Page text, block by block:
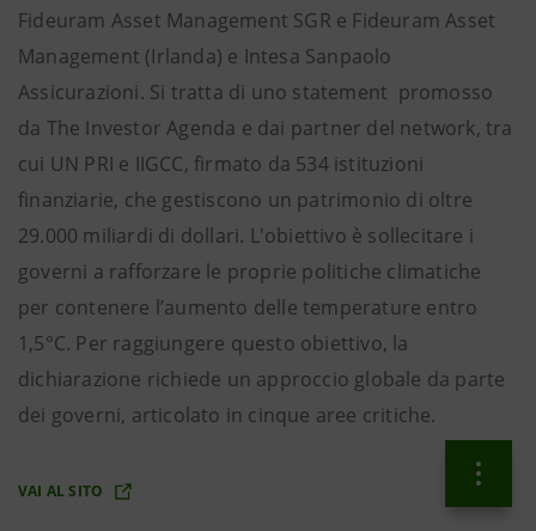
Fideuram Asset Management SGR e Fideuram Asset
Management (Irlanda) e Intesa Sanpaolo
Assicurazioni. Si tratta di uno statement promosso
da The Investor Agenda e dai partner del network, tra
cui UN PRI e IIGCC, firmato da 534 istituzioni
finanziarie, che gestiscono un patrimonio di oltre
29.000 miliardi di dollari. L'obiettivo è sollecitare i
governi a rafforzare le proprie politiche climatiche
per contenere l’aumento delle temperature entro
1,5°C. Per raggiungere questo obiettivo, la
dichiarazione richiede un approccio globale da parte
dei governi, articolato in cinque aree critiche.
VAI AL SITO